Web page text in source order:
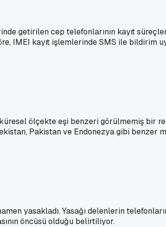
getirilen cep telefonlarının kayıt
IMEI kayıt işlemlerinde SMS ile bildirim
ölçekte eşi benzeri görülmemiş bir
Pakistan ve Endonezya gibi
yasakladı. Yasağı delenlerin
öncüsü olduğu belirtiliyor.